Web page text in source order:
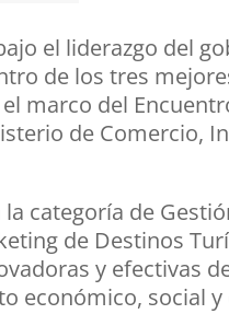
el liderazgo del
de los tres
marco del
de Comercio,
categoría de
de Destinos
y efectivas
económico, social